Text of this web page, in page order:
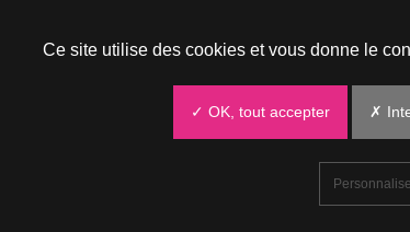
Ce site utilise des cookies et vous donne le
✓ OK, tout accepter ✗